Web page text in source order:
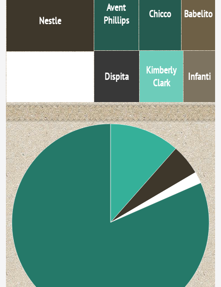
Nestle
Avent
Phillips
Chicco
Dispita
Babelito
Kimberly
Clark
Infanti